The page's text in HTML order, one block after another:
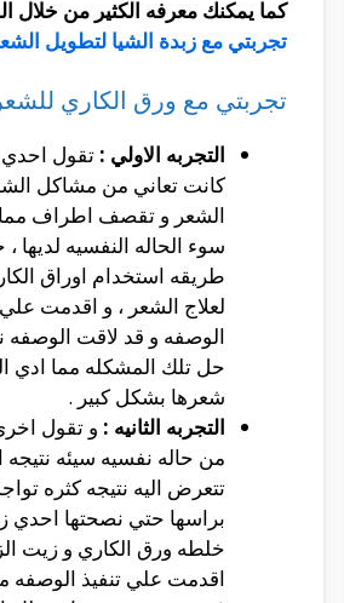
كما يمكنك معرفه الكثير من خلال
تجربتي مع زبدة الشيا لتطويل
تجربتي مع ورق الكاري
التجربه الاولي : تقول احدي
كانت تعاني من مشاكل
الشعر و تقصف اطراف
سوء الحاله النفسيه
طريقه استخدام اوراق
لعلاج الشعر ، و اقدمت
الوصفه و قد لاقت الوصفه
حل تلك المشكله مما ادي
شعرها بشكل كبير .
التجربه الثانيه : و تقول
من حاله نفسيه سيئه
تتعرض اليه نتيجه كثره
براسها حتي نصحتها احدي
خلطه ورق الكاري و زيت
اقدمت علي تنفيذ الوصفه